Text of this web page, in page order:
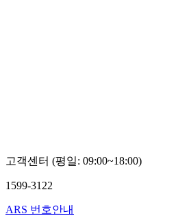
고객센터 (평일: 09:00~18:00)
1599-3122
ARS 번호안내